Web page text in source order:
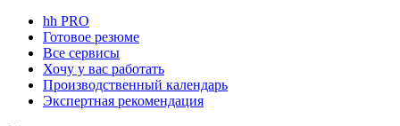
hh PRO
Готовое резюме
Все сервисы
Хочу у вас работать
Производственный календарь
Экспертная рекомендация